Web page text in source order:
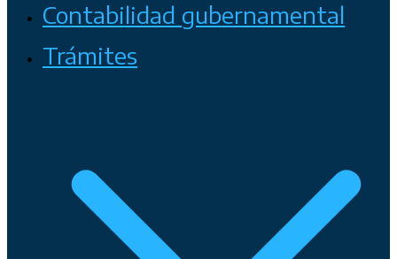
Contabilidad gubernamental
Trámites